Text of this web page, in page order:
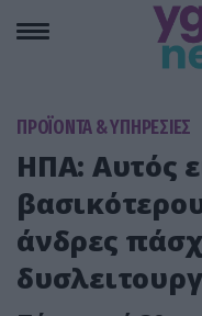
ΠΡΟΪΟΝΤΑ & ΥΠΗΡΕΣΙΕΣ
ΗΠΑ: Αυτός
άνδρες